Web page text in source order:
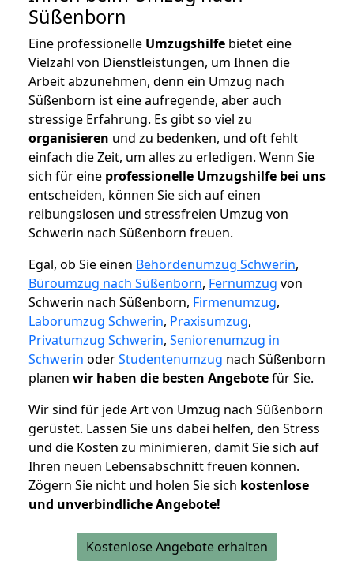
Süßenborn
Eine professionelle Umzugshilfe bietet eine
Vielzahl von Dienstleistungen, um Ihnen die
Arbeit abzunehmen, denn ein Umzug nach
Süßenborn ist eine aufregende, aber auch
stressige Erfahrung. Es gibt so viel zu
organisieren und zu bedenken, und oft fehlt
einfach die Zeit, um alles zu erledigen. Wenn Sie
sich für eine professionelle Umzugshilfe bei uns
entscheiden, können Sie sich auf einen
reibungslosen und stressfreien Umzug von
Schwerin nach Süßenborn freuen.
Egal, ob Sie einen Behördenumzug Schwerin,
Büroumzug nach Süßenborn, Fernumzug von
Schwerin nach Süßenborn, Firmenumzug,
Laborumzug Schwerin, Praxisumzug,
Privatumzug Schwerin, Seniorenumzug in
Schwerin oderStudentenumzug nach Süßenborn
planen wir haben die besten Angebotefür Sie.
Wir sind für jede Art von Umzug nach Süßenborn
gerüstet. Lassen Sie uns dabei helfen, den Stress
und die Kosten zu minimieren, damit Sie sich auf
Ihren neuen Lebensabschnitt freuen können.
Zögern Sie nicht und holen Sie sich kostenlose
und unverbindliche Angebote!
Kostenlose Angebote erhalten